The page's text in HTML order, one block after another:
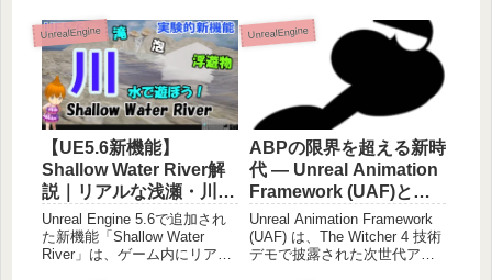
UnrealEngine
【UE5.6新機能】
Shallow Water River解
説｜リアルな浅瀬・川・
水流の作り方
Unreal Engine 5.6で追加され
た新機能「Shallow Water
River」は、ゲーム内にリアル
UnrealEngine
ABPの限界を超える新時
代 ― Unreal Animation
Framework (UAF)と
は？
Unreal Animation Framework
(UAF) は、The Witcher 4 技術
デモで披露された次世代アニ